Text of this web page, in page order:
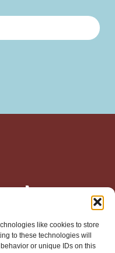
like cookies to store
to these technologies will
or unique IDs on this